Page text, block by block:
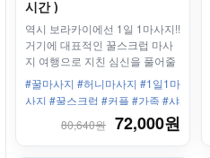
시간 )
역시 보라카이에선 1일 1마사지!!
거기에 대표적인 꿀스크럽 마사
지 여행으로 지친 심신을 풀어줄
꿀같은 허니마사지!
#꿀마사지 #허니마사지 #1일1마
사지 #꿀스크럽 #커플 #가족 #샤
워 #세탁건조 #보모서비스
80,640원 72,000원